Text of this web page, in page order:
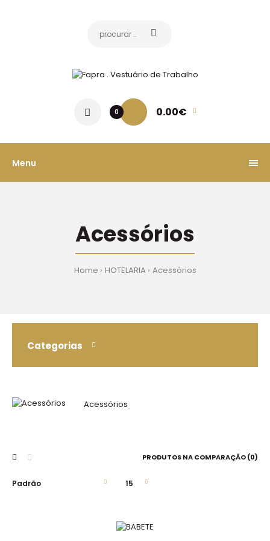
0 0.00€
Menu
Acessórios
Home HOTELARIA Acessórios
Categorias
Acessórios
PRODUTOS NA COMPARAÇÃO (0)